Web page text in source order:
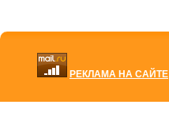
РЕКЛАМА НА САЙТЕ